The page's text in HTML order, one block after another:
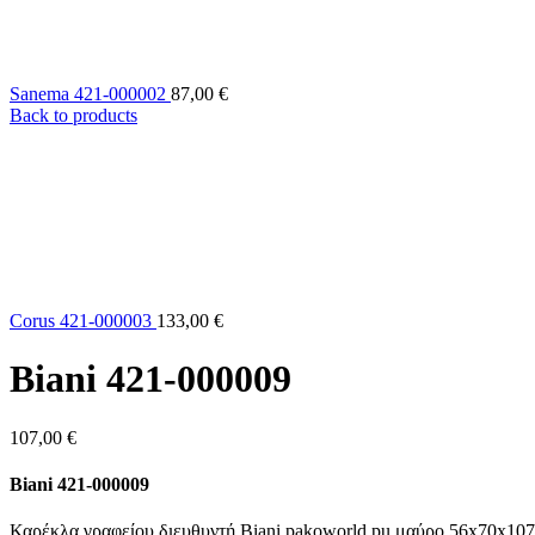
Sanema 421-000002 87,00 €
Back to products
Corus 421-000003 133,00 €
Biani 421-000009
107,00 €
Biani 421-000009